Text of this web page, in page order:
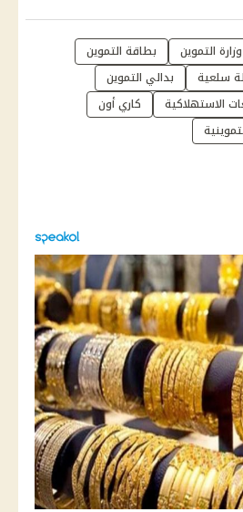
وزارة التموين
بطاقة التموين
سلعية
بدالي التموين
الاستهلاكية
كاري أون